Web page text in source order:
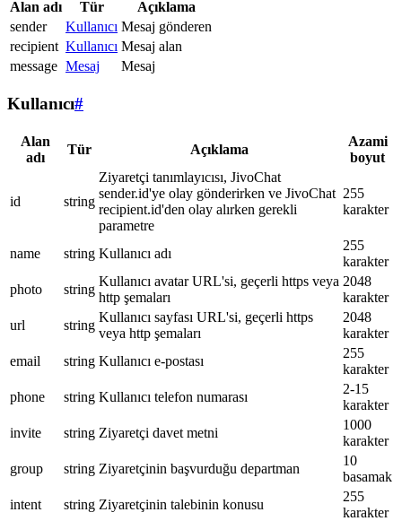
Alan adı Tür
Açıklama
sender
Kullanıcı Mesaj gönderen
recipient Kullanıcı Mesaj alan
message Mesaj Mesaj
Kullanıcı#
Alan
adı
Tür Açıklama
Azami
boyut
id string
Ziyaretçi tanımlayıcısı, JivoChat
sender.id'ye olay gönderirken ve JivoChat
recipient.id'den olay alırken gerekli
parametre
255
karakter
name string Kullanıcı adı
255
karakter
photo
string
Kullanıcı avatar URL'si, geçerli https veya
http şemaları
2048
karakter
url
string
Kullanıcı sayfası URL'si, geçerli https
veya http şemaları
2048
karakter
email
string Kullanıcı e-postası
255
karakter
phone
string Kullanıcı telefon numarası
2-15
karakter
invite
string Ziyaretçi davet metni
1000
karakter
group
string Ziyaretçinin başvurduğu departman
10
basamak
intent
string Ziyaretçinin talebinin konusu
255
karakter